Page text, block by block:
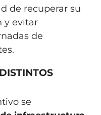
de recuperar su
y evitar
de
se